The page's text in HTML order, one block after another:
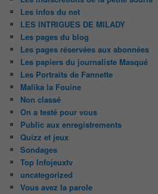
Les infos du net
LES INTRIGUES DE MILADY
Les pages du blog
Les pages réservées aux abonnées
Les papiers du journaliste Masqué
Les Portraits de Fannette
Malika la Fouine
Non classé
On a testé pour vous
Public aux enregistrements
Quizz et jeux
Sondages
Top Infojeuxtv
uncategorized
Vous avez la parole